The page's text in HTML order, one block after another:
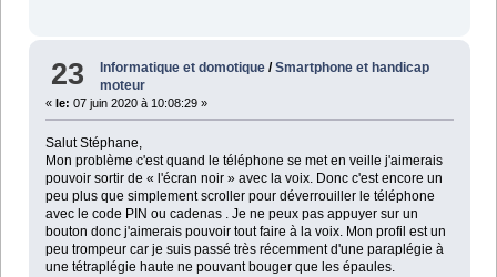
23 Informatique et domotique /Smartphone et handicap
moteur
« le: 07 juin 2020 à 10:08:29 »
Salut Stéphane,
Mon problème c'est quand le téléphone se met en veille j'aimerais
pouvoir sortir de « l'écran noir » avec la voix. Donc c'est encore un
peu plus que simplement scroller pour déverrouiller le téléphone
avec le code PIN ou cadenas . Je ne peux pas appuyer sur un
bouton donc j'aimerais pouvoir tout faire à la voix. Mon profil est un
peu trompeur car je suis passé très récemment d'une paraplégie à
une tétraplégie haute ne pouvant bouger que les épaules.